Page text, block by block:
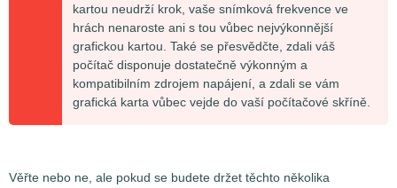
kartou neudrží krok, vaše snímková frekvence ve
hrách nenaroste ani s tou vůbec nejvýkonnější
grafickou kartou. Také se přesvědčte, zdali váš
počítač disponuje dostatečně výkonným a
kompatibilním zdrojem napájení, a zdali se vám
grafická karta vůbec vejde do vaší počítačové skříně.
Věřte nebo ne, ale pokud se budete držet těchto několika